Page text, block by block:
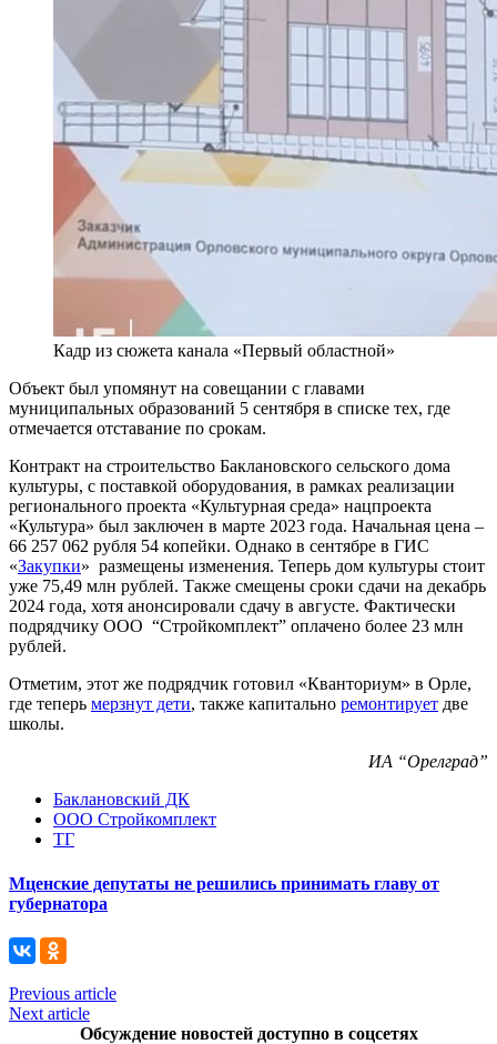
Кадр из сюжета канала «Первый областной»
Объект был упомянут на совещании с главами
муниципальных образований 5 сентября в списке тех, где
отмечается отставание по срокам.
Контракт на строительство Баклановского сельского дома
культуры, с поставкой оборудования, в рамках реализации
регионального проекта «Культурная среда» нацпроекта
«Культура» был заключен в марте 2023 года. Начальная цена –
66 257 062 рубля 54 копейки. Однако в сентябре в ГИС
«Закупки» размещены изменения. Теперь дом культуры стоит
уже 75,49 млн рублей. Также смещены сроки сдачи на декабрь
2024 года, хотя анонсировали сдачу в августе. Фактически
подрядчику ООО “Стройкомплект” оплачено более 23 млн
рублей.
Отметим, этот же подрядчик готовил «Кванториум» в Орле,
где теперь мерзнут дети, также капитально ремонтирует две
школы.
ИА “Орелград”
Баклановский ДК
ООО Стройкомплект
ТГ
Мценские депутаты не решились принимать главу от
губернатора
Previous article
Next article
Обсуждение новостей доступно в соцсетях